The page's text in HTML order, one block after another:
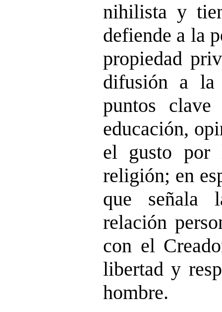
nihilista y
defiende a la
propiedad
difusión a
puntos
educación,
el gusto por
religión; en
que señala
relación
con el
libertad y
hombre.